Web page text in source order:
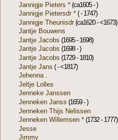
Jannigje Pieters * (ca1605 - )
Jannigje Pietersdr * ( - 1747)
Jannigje Theunisdr(ca1620 - <1673)
Jantje Bouwens
Jantje Jacobs (1695 - 1698)
Jantje Jacobs (1698 - )
Jantje Jacobs (1729 - 1810)
Jantje Jans ( - <1817)
Jehenna .
Jeltje Lolles
Jenneke Janssen
Jenneken Janss (1659 - )
Jenneken Thijs Nelissen
Jenneken Willemsen * (1732 - 1777)
Jesse
Jimmy